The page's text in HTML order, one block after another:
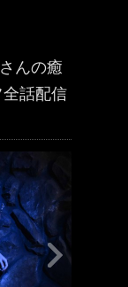
んの癒
全話配信